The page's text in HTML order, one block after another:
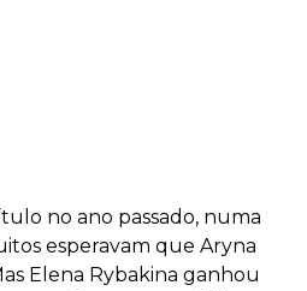
no ano passado, numa
esperavam que Aryna
Elena Rybakina ganhou